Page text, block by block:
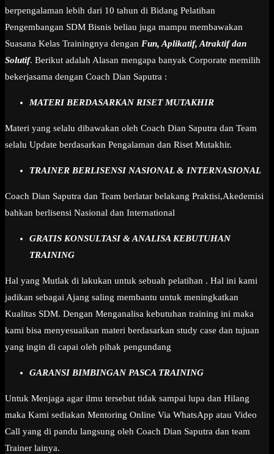
berpengalaman lebih dari 10 tahun di Bidang Pelatihan
Pengembangan SDM Bisnis beliau juga mampu membawakan
Suasana Kelas Trainingnya dengan Fun, Aplikatif, Atraktif dan
Solutif. Berikut adalah Alasan mengapa banyak Corporate memilih
bekerjasama dengan Coach Dian Saputra :
MATERI BERDASARKAN RISET MUTAKHIR
Materi yang selalu dibawakan oleh Coach Dian Saputra dan Team
selalu Update berdasarkan Pengalaman dan Riset Mutakhir.
TRAINER BERLISENSI NASIONAL & INTERNASIONAL
Coach Dian Saputra dan Team berlatar belakang Praktisi,Akedemisi
bahkan berlisensi Nasional dan International
GRATIS KONSULTASI & ANALISA KEBUTUHAN
TRAINING
Hal yang Mutlak di lakukan untuk sebuah pelatihan . Hal ini kami
jadikan sebagai Ajang saling membantu untuk meningkatkan
Kualitas SDM. Dengan Menganalisa kebutuhan training ini maka
kami bisa menyesuaikan materi berdasarkan study case dan tujuan
yang ingin di capai oleh pihak pengundang
GARANSI BIMBINGAN PASCA TRAINING
Untuk Menjaga agar ilmu tersebut tidak sampai lupa dan Hilang
maka Kami sediakan Mentoring Online Via WhatsApp atau Video
Call yang di pandu langsung oleh Coach Dian Saputra dan team
Trainer lainya.